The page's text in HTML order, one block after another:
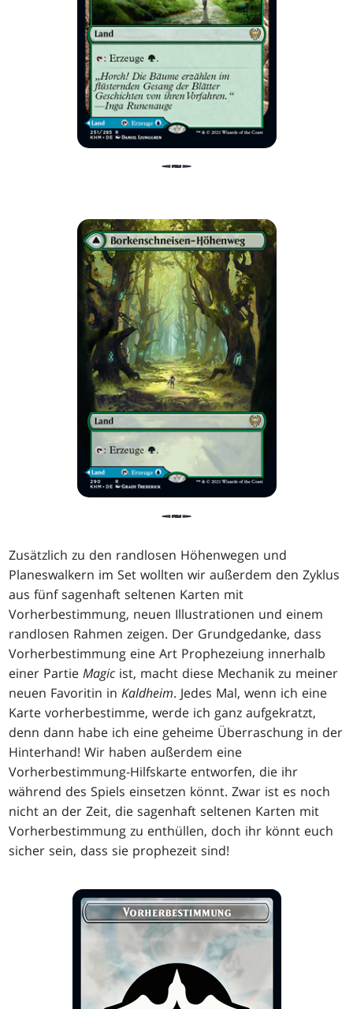
Zusätzlich zu den randlosen Höhenwegen und
Planeswalkern im Set wollten wir außerdem den Zyklus
aus fünf sagenhaft seltenen Karten mit
Vorherbestimmung, neuen Illustrationen und einem
randlosen Rahmen zeigen. Der Grundgedanke, dass
Vorherbestimmung eine Art Prophezeiung innerhalb
einer PartieMagic ist, macht diese Mechanik zu meiner
neuen Favoritin inKaldheim. Jedes Mal, wenn ich eine
Karte vorherbestimme, werde ich ganz aufgekratzt,
denn dann habe ich eine geheime Überraschung in der
Hinterhand! Wir haben außerdem eine
Vorherbestimmung-Hilfskarte entworfen, die ihr
während des Spiels einsetzen könnt. Zwar ist es noch
nicht an der Zeit, die sagenhaft seltenen Karten mit
Vorherbestimmung zu enthüllen, doch ihr könnt euch
sicher sein, dass sie prophezeit sind!